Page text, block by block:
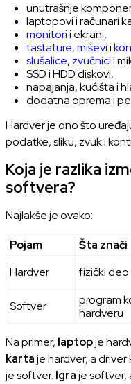
unutrašnje
laptopovi i računari
monitorii ekrani,
tastature,miševii
slušalice, zvučnicii
SSD i HDD diskovi,
napajanja, kućišta i
dodatna oprema i
Hardver je ono što
podatke, sliku, zvuk i
Koja je razlika
softvera?
Najlakše je ovako:
Pojam Šta znači
Hardver
fizički deo
Softver
program
hardveru
Na primer, laptopje
kartaje hardver, a
je softver. Igraje softver,